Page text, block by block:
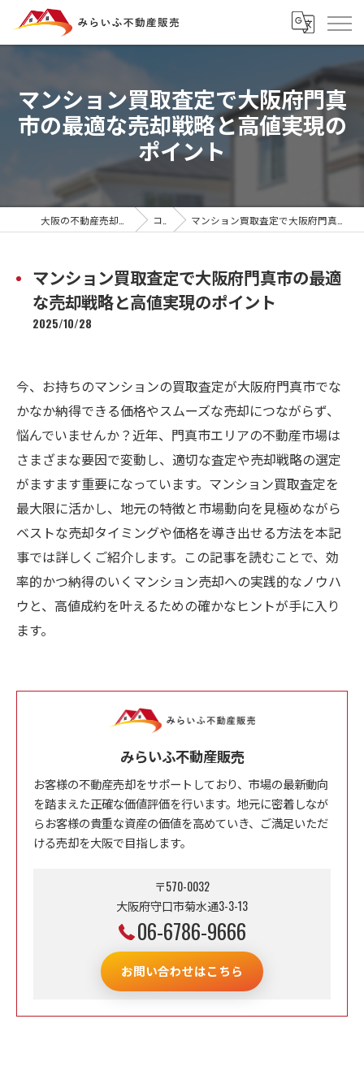
マンション買取査定で大阪府門真
市の最適な売却戦略と高値実現の
ポイント
コラム マンション買取査定で大阪府門真市の最適な売却戦略と高値実現のポイント
マンション買取査定で大阪府門真市の最適
な売却戦略と高値実現のポイント
2025/10/28
今、お持ちのマンションの買取査定が大阪府門真市でな
かなか納得できる価格やスムーズな売却につながらず、
悩んでいませんか？近年、門真市エリアの不動産市場は
さまざまな要因で変動し、適切な査定や売却戦略の選定
がますます重要になっています。マンション買取査定を
最大限に活かし、地元の特徴と市場動向を見極めながら
ベストな売却タイミングや価格を導き出せる方法を本記
事では詳しくご紹介します。この記事を読むことで、効
率的かつ納得のいくマンション売却への実践的なノウハ
ウと、高値成約を叶えるための確かなヒントが手に入り
ます。
みらいふ不動産販売
お客様の不動産売却をサポートしており、市場の最新動向
を踏まえた正確な価値評価を行います。地元に密着しなが
らお客様の貴重な資産の価値を高めていき、ご満足いただ
ける売却を大阪で目指します。
〒570-0032
大阪府守口市菊水通3-3-13
06-6786-9666
お問い合わせはこちら